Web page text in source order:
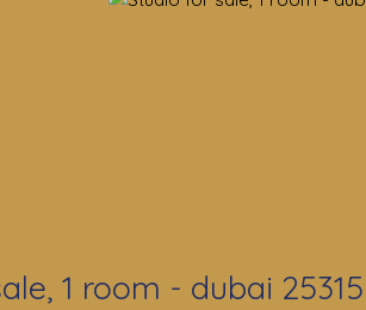
1 room - dubai 25315